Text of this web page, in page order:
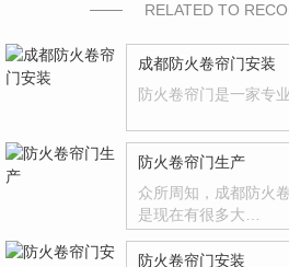
RELATED TO
成都防火卷帘门安装
防火卷帘门是一家专
防火卷帘门生产
众所周知，成都防火
是现在有很多大…
防火卷帘门安装